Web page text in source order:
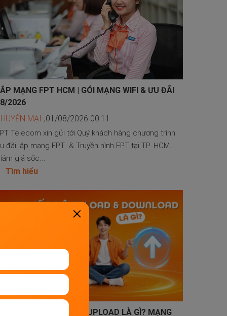
MẠNG FPT HCM | GÓI MẠNG WIFI & ƯU ĐÃI
2026
MẠI ,01/08/2026 00:11
Telecom xin gửi tới Quý khách hàng chương trình
đãi lắp mạng FPT & Truyền hình FPT tại TP. HCM.
giá sốc...
Tìm hiểu
TỐC ĐỘ DOWNLOAD VÀ UPLOAD LÀ GÌ? MẠNG